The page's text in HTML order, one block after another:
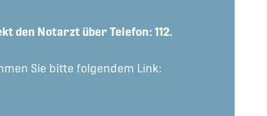
den Notarzt über Telefon: 112.
Sie bitte folgendem Link: